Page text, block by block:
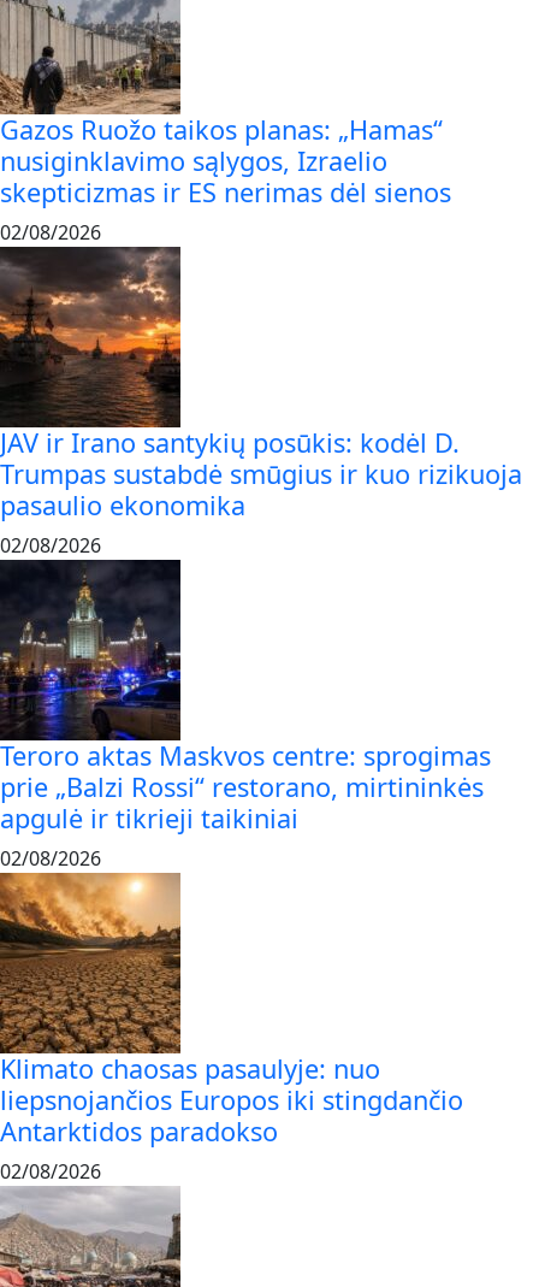
Gazos Ruožo taikos planas: „Hamas“
nusiginklavimo sąlygos, Izraelio
skepticizmas ir ES nerimas dėl sienos
02/08/2026
JAV ir Irano santykių posūkis: kodėl D.
Trumpas sustabdė smūgius ir kuo rizikuoja
pasaulio ekonomika
02/08/2026
Teroro aktas Maskvos centre: sprogimas
prie „Balzi Rossi“ restorano, mirtininkės
apgulė ir tikrieji taikiniai
02/08/2026
Klimato chaosas pasaulyje: nuo
liepsnojančios Europos iki stingdančio
Antarktidos paradokso
02/08/2026